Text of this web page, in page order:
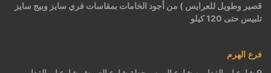
قصير وطويل للعرايس ) من أجود الخامات بمقاسات فري سايز وبيج سايز
تلبيس حتى 120 كيلو
فرع الهرم